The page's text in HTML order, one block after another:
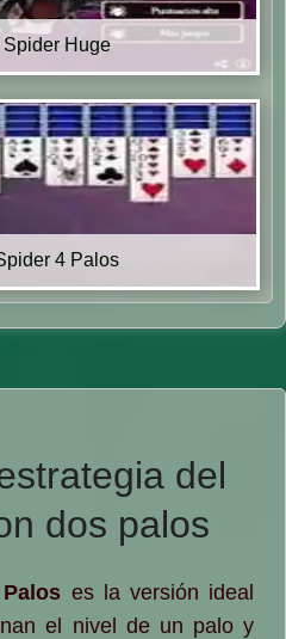
Huge
4 Palos
del
dos palos
es la versión ideal
el nivel de un palo y